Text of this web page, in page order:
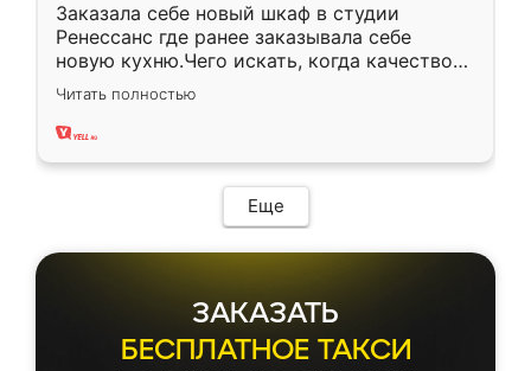
Заказала себе новый шкаф в студии
Ренессанс где ранее заказывала себе
новую кухню.Чего искать, когда качеством
вполне довольна. Служит кухня уже почти
два года, нареканий нет.
Читать полностью
Еще
ЗАКАЗАТЬ
БЕСПЛАТНОЕ ТАКСИ